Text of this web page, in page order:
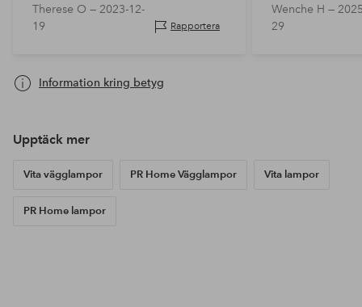
Therese O — 2023-12-
19
Rapportera
De ska vara i
en varm
Wenche H —
29
Information kring betyg
Upptäck mer
Vita vägglampor PR Home Vägglampor Vita lampor
PR Home lampor